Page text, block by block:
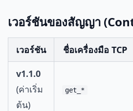
เวอร์ชันของสัญญา
เวอร์ชัน ชื่อเครื่องมือ TCP
v1.1.0
(ค่าเริ่ม
ต้น)
get_*